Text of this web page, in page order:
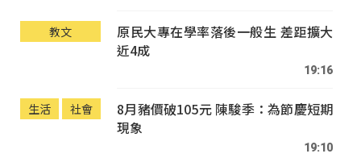
教文
原民大專在學率落後一般生 差距擴大
近4成
19:16
生活 社會
8月豬價破105元 陳駿季：為節慶短期
現象
19:10